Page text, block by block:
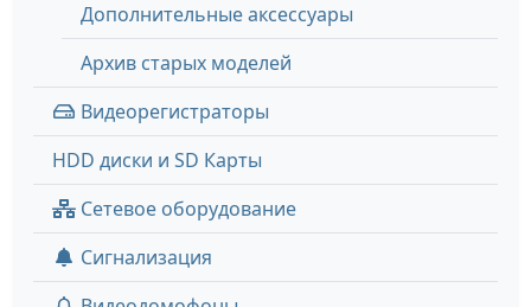
Дополнительные аксессуары
Архив старых моделей
Видеорегистраторы
HDD диски и SD Карты
Сетевое оборудование
Сигнализация